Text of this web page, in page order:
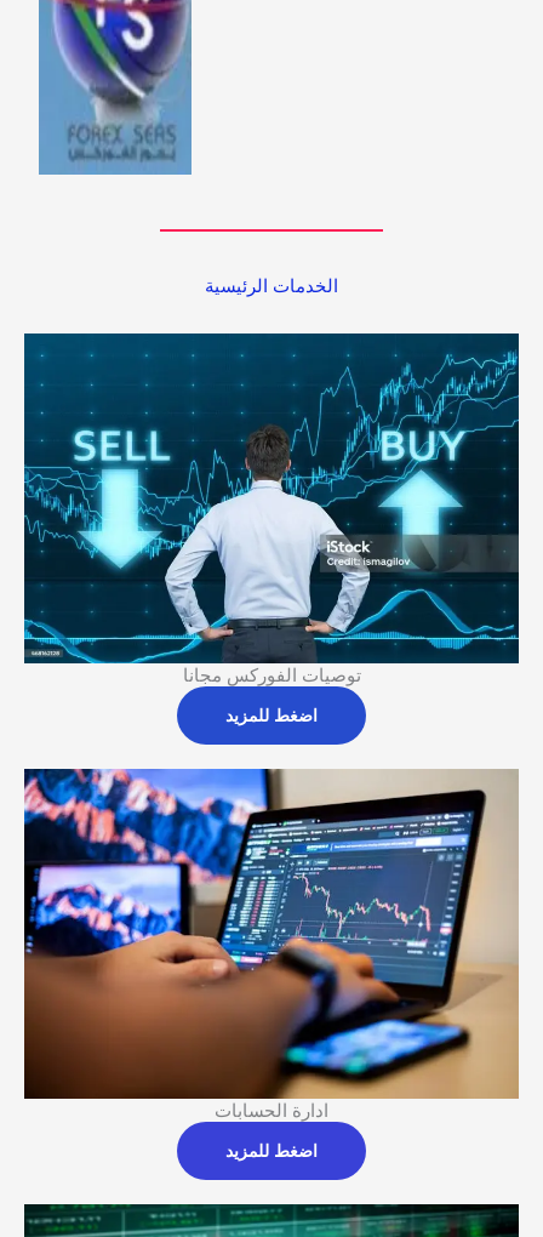
الخدمات الرئيسية
توصيات الفوركس مجانا
اضغط للمزيد
ادارة الحسابات
اضغط للمزيد